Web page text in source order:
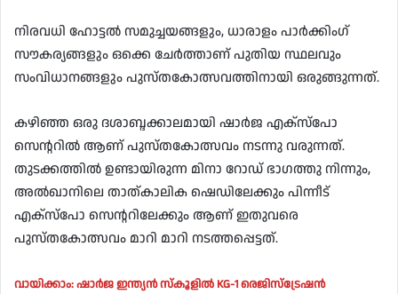
നിരവധി ഹോട്ടൽ സമുച്ചയങ്ങളും, ധാരാളം പാർക്കിംഗ്
സൗകര്യങ്ങളും ഒക്കെ ചേർത്താണ് പുതിയ സ്ഥലവും
സംവിധാനങ്ങളും പുസ്തകോത്സവത്തിനായി ഒരുങ്ങുന്നത്.
കഴിഞ്ഞ ഒരു ദശാബ്ദക്കാലമായി ഷാർജ എക്സ്പോ
സെന്ററിൽ ആണ് പുസ്തകോത്സവം നടന്നു വരുന്നത്.
തുടക്കത്തിൽ ഉണ്ടായിരുന്ന മിനാ റോഡ് ഭാഗത്തു നിന്നും,
അൽഖാനിലെ താത്കാലിക ഷെഡിലേക്കും പിന്നീട്
എക്സ്പോ സെന്ററിലേക്കും ആണ് ഇതുവരെ
പുസ്തകോത്സവം മാറി മാറി നടത്തപ്പെട്ടത്.
വായിക്കാം: ഷാർജ ഇന്ത്യൻ സ്കൂളിൽ KG-1 രെജിസ്ട്രേഷൻ